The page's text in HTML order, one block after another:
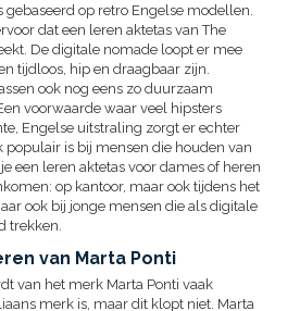
gebaseerd op retro Engelse modellen.
dat een leren aktetas van The
De digitale nomade loopt er mee
tijdloos, hip en draagbaar zijn.
ook nog eens zo duurzaam
voorwaarde waar veel hipsters
Engelse uitstraling zorgt er echter
populair is bij mensen die houden van
een leren aktetas voor dames of heren
op kantoor, maar ook tijdens het
ook bij jonge mensen die als digitale
trekken.
van Marta Ponti
van het merk Marta Ponti vaak
merk is, maar dit klopt niet. Marta